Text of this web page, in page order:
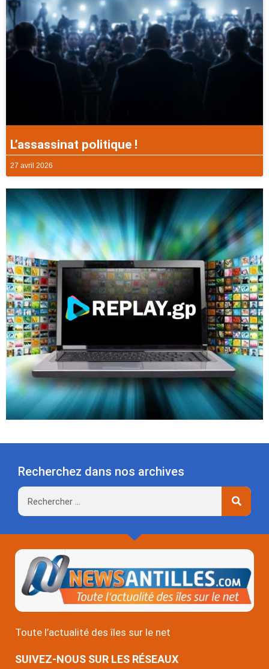
L’assassinat politique !
27 avril 2026
Recherchez dans nos archives
Rechercher
Toute l’actualité des îles sur le net
SUIVEZ-NOUS SUR LES RÉSEAUX